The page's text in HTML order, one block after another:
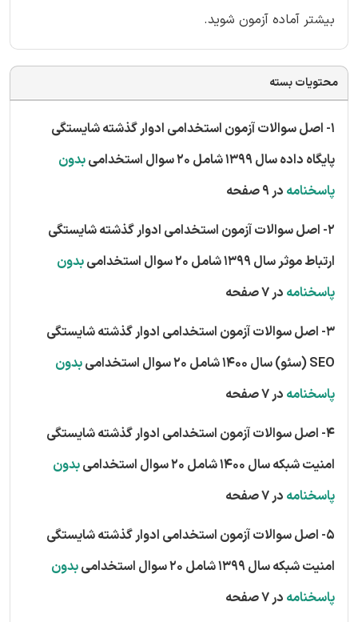
بیشتر آماده آزمون شوید.
محتویات بسته
1- اصل سوالات آزمون استخدامی ادوار گذشته شایستگی
پایگاه داده سال 1399 شامل 20 سوال استخدامی
بدون
پاسخنامه در 9 صفحه
2- اصل سوالات آزمون استخدامی ادوار گذشته شایستگی
ارتباط موثر سال 1399 شامل 20 سوال استخدامی
بدون
پاسخنامه در 7 صفحه
3- اصل سوالات آزمون استخدامی ادوار گذشته شایستگی
SEO (سئو) سال 1400 شامل 20 سوال استخدامی
بدون
پاسخنامه در 7 صفحه
4- اصل سوالات آزمون استخدامی ادوار گذشته شایستگی
امنیت شبکه سال 1400 شامل 20 سوال استخدامی
بدون
پاسخنامه در 7 صفحه
5- اصل سوالات آزمون استخدامی ادوار گذشته شایستگی
امنیت شبکه سال 1399 شامل 20 سوال استخدامی
بدون
پاسخنامه در 7 صفحه